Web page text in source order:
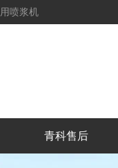
喷浆机
青科售后